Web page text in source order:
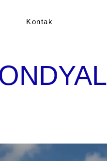
Kontak